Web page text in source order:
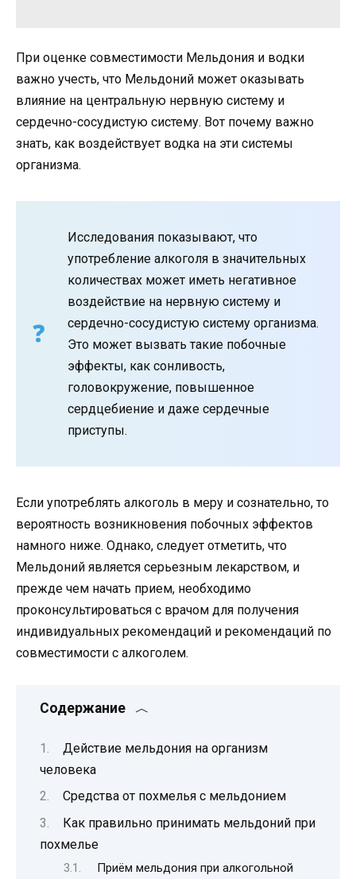
При оценке совместимости Мельдония и водки
важно учесть, что Мельдоний может оказывать
влияние на центральную нервную систему и
сердечно-сосудистую систему. Вот почему важно
знать, как воздействует водка на эти системы
организма.
Исследования показывают, что
употребление алкоголя в значительных
количествах может иметь негативное
воздействие на нервную систему и
сердечно-сосудистую систему организма.
Это может вызвать такие побочные
эффекты, как сонливость,
головокружение, повышенное
сердцебиение и даже сердечные
приступы.
Если употреблять алкоголь в меру и сознательно, то
вероятность возникновения побочных эффектов
намного ниже. Однако, следует отметить, что
Мельдоний является серьезным лекарством, и
прежде чем начать прием, необходимо
проконсультироваться с врачом для получения
индивидуальных рекомендаций и рекомендаций по
совместимости с алкоголем.
Содержание
Действие мельдония на организм
человека
Средства от похмелья с мельдонием
Как правильно принимать мельдоний при
похмелье
Приём мельдония при алкогольной